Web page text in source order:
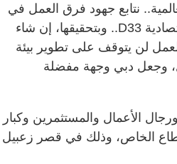
نتابع جهود فرق العمل في
تحقيق مستهدفات طموحة أدرجناها في أجندة دبي الاقتصادية D33.. وبتحقيقها، إن شاء
لن يتوقف على تطوير بيئة
وجعل دبي وجهة مفضلة
الأعمال والمستثمرين وكبار
الخاص، وذلك في قصر زعبيل